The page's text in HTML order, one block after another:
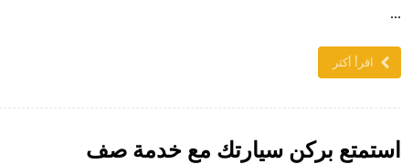
...
اقرأ أكثر
استمتع بركن سيارتك مع خدمة صف